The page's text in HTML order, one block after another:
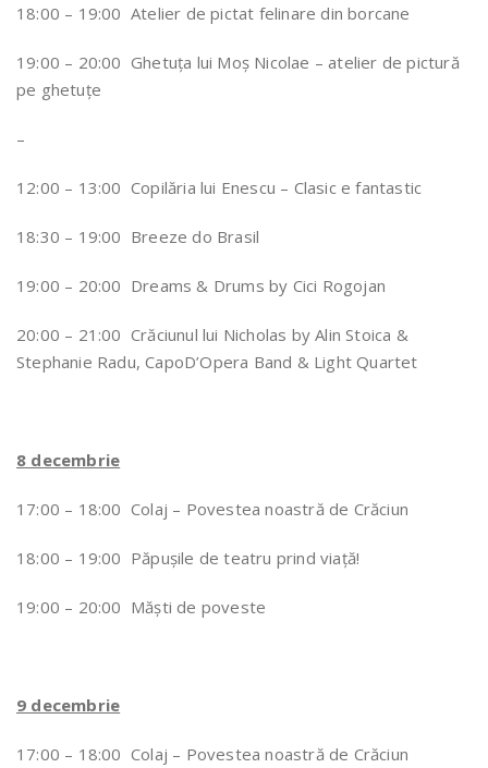
18:00 – 19:00 Atelier de pictat felinare din borcane
19:00 – 20:00 Ghetuța lui Moș Nicolae – atelier de pictură
pe ghetuțe
–
12:00 – 13:00 Copilăria lui Enescu – Clasic e fantastic
18:30 – 19:00 Breeze do Brasil
19:00 – 20:00 Dreams & Drums by Cici Rogojan
20:00 – 21:00 Crăciunul lui Nicholas by Alin Stoica &
Stephanie Radu, CapoD’Opera Band & Light Quartet
8 decembrie
17:00 – 18:00 Colaj – Povestea noastră de Crăciun
18:00 – 19:00 Păpușile de teatru prind viață!
19:00 – 20:00 Măști de poveste
9 decembrie
17:00 – 18:00 Colaj – Povestea noastră de Crăciun